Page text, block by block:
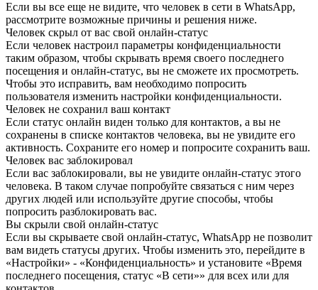
Если вы все еще не видите, что человек в сети в WhatsApp,
рассмотрите возможные причины и решения ниже.
Человек скрыл от вас свой онлайн-статус
Если человек настроил параметры конфиденциальности
таким образом, чтобы скрывать время своего последнего
посещения и онлайн-статус, вы не сможете их просмотреть.
Чтобы это исправить, вам необходимо попросить
пользователя изменить настройки конфиденциальности.
Человек не сохранил ваш контакт
Если статус онлайн виден только для контактов, а вы не
сохранены в списке контактов человека, вы не увидите его
активность. Сохраните его номер и попросите сохранить ваш.
Человек вас заблокировал
Если вас заблокировали, вы не увидите онлайн-статус этого
человека. В таком случае попробуйте связаться с ним через
других людей или используйте другие способы, чтобы
попросить разблокировать вас.
Вы скрыли свой онлайн-статус
Если вы скрываете свой онлайн-статус, WhatsApp не позволит
вам видеть статусы других. Чтобы изменить это, перейдите в
«Настройки» - «Конфиденциальность» и установите «Время
последнего посещения, статус «В сети»» для всех или для